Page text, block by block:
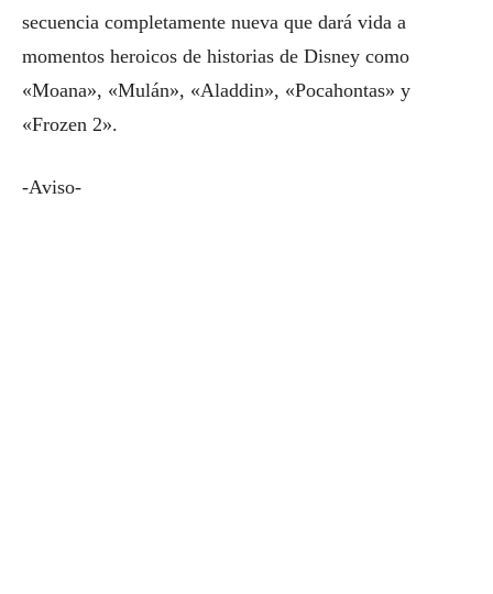
secuencia completamente nueva que dará vida a
momentos heroicos de historias de Disney como
«Moana», «Mulán», «Aladdin», «Pocahontas» y
«Frozen 2».
-Aviso-